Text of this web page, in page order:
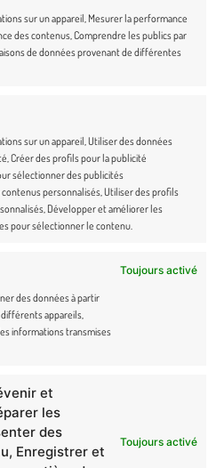
sur un appareil, Mesurer la performance
des contenus, Comprendre les publics par
de données provenant de différentes
sur un appareil, Utiliser des données
Créer des profils pour la publicité
sélectionner des publicités
personnalisés, Utiliser des profils
Développer et améliorer les
pour sélectionner le contenu.
Toujours activé
des données à partir
différents appareils,
informations transmises
et
les
des
Enregistrer et
Toujours activé
de 9h30 à 17h30
et bénéficiez d’un code promo
toutes nos actualités en avant-
de recevoir la newsletter du site